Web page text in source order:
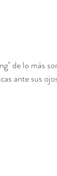
de lo más
ante sus